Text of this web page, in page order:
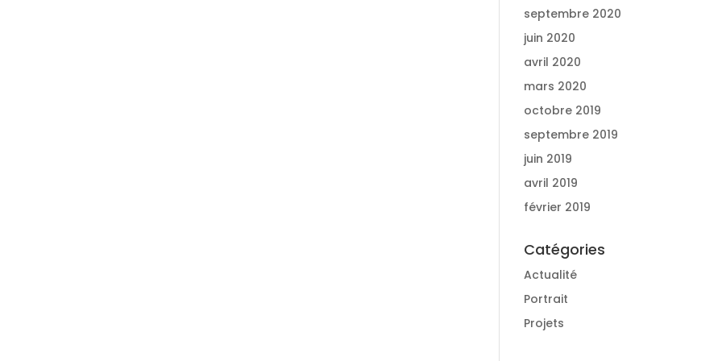
septembre 2020
juin 2020
avril 2020
mars 2020
octobre 2019
septembre 2019
juin 2019
avril 2019
février 2019
Catégories
Actualité
Portrait
Projets